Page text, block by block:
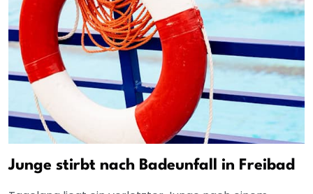
Junge stirbt nach Badeunfall in Freibad